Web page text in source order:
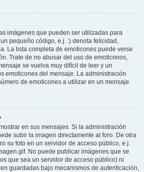
imágenes que pueden ser utilizadas para
pequeño código, e.j. :) denota felicidad,
La lista completa de emoticones puede verse
Trate de no abusar del uso de emoticonos,
se vuelva muy difícil de leer y un
emoticones del mensaje. La administración
de emoticones a utilizar en un mensaje.
en sus mensajes. Si la administración
subir la imagen directamente al foro. De otra
su foto en un servidor de acceso público, e.j.
No puede publicar imágenes que se
que sea un servidor de acceso público) ni
guardadas bajo mecanismos de autenticación,